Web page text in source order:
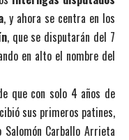
, y ahora se centra en los
, que se disputarán del 7
en alto el nombre del
que con solo 4 años de
sus primeros patines,
Carballo Arrieta